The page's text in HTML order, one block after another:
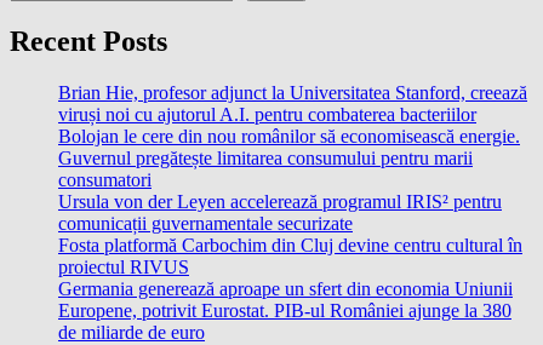
Recent Posts
Brian Hie, profesor adjunct la Universitatea Stanford, creează
viruși noi cu ajutorul A.I. pentru combaterea bacteriilor
Bolojan le cere din nou românilor să economisească energie.
Guvernul pregătește limitarea consumului pentru marii
consumatori
Ursula von der Leyen accelerează programul IRIS² pentru
comunicații guvernamentale securizate
Fosta platformă Carbochim din Cluj devine centru cultural în
proiectul RIVUS
Germania generează aproape un sfert din economia Uniunii
Europene, potrivit Eurostat. PIB-ul României ajunge la 380
de miliarde de euro